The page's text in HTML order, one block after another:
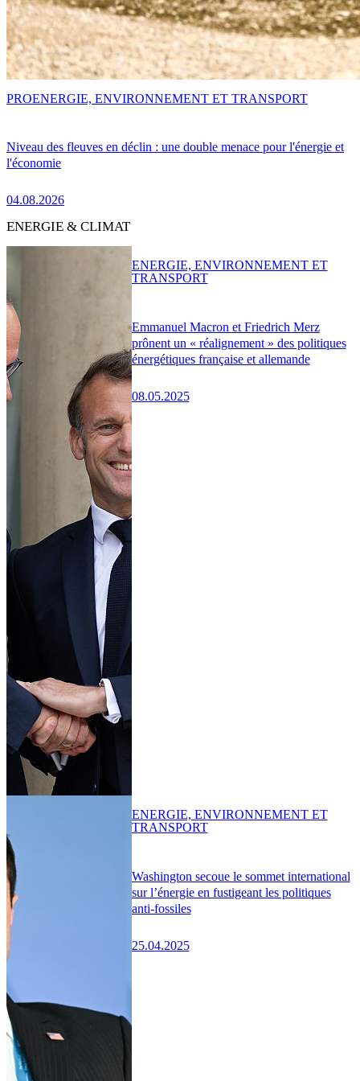
Niveau des fleuves en déclin : une double menace pour l'énergie et
l'économie
04.08.2026
PROENERGIE, ENVIRONNEMENT ET TRANSPORT
ENERGIE & CLIMAT
Emmanuel Macron et Friedrich Merz
prônent un « réalignement » des politiques
énergétiques française et allemande
08.05.2025
ENERGIE, ENVIRONNEMENT ET
TRANSPORT
Washington secoue le sommet international
sur l’énergie en fustigeant les politiques
anti-fossiles
25.04.2025
ENERGIE, ENVIRONNEMENT ET
TRANSPORT